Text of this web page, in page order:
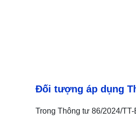
Đối tượng áp dụng
Trong Thông tư 86/2024/